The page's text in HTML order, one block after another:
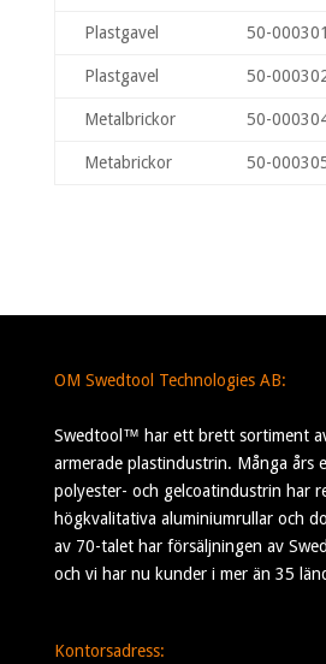
Plastgavel 50-000301
Plastgavel 50-
Metalbrickor 50-
Metabrickor 50-
OM Swedtool Technologies AB:
Swedtool™ har ett brett sortiment
armerade plastindustrin. Många års
polyester- och gelcoatindustrin har
högkvalitativa aluminiumrullar och
av 70-talet har försäljningen av
och vi har nu kunder i mer än 35
Kontorsadress: